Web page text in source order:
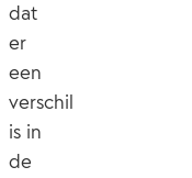
dat
er
een
verschil
is in
de